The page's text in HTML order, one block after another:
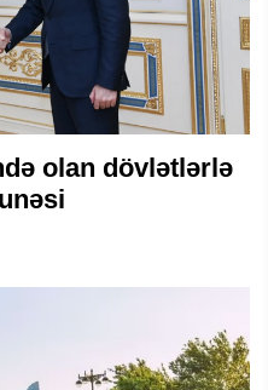
olan dövlətlərlə